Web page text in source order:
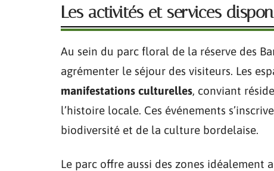
Les activités et services
Au sein du parc floral de la réserve des
agrémenter le séjour des visiteurs. Les
manifestations culturelles, conviant
l’histoire locale. Ces événements
biodiversité et de la culture bordelaise.
Le parc offre aussi des zones idéalement